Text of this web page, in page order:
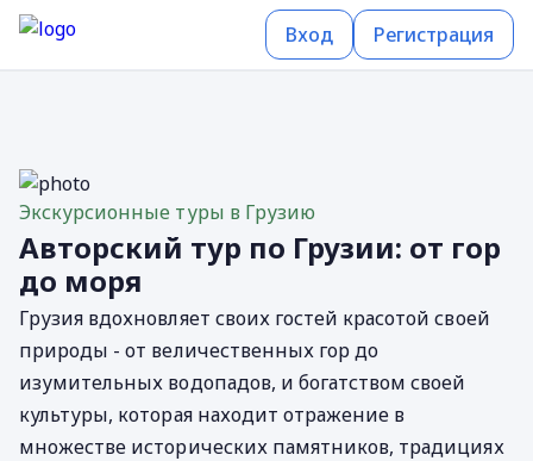
Вход Регистрация
Экскурсионные туры в Грузию
Авторский тур по Грузии: от гор
до моря
Грузия вдохновляет своих гостей красотой своей
природы - от величественных гор до
изумительных водопадов, и богатством своей
культуры, которая находит отражение в
множестве исторических памятников, традициях